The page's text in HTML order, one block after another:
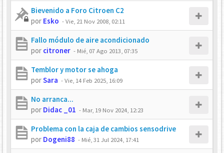
Bievenido a Foro Citroen C2
por Esko -Vie, 21 Nov 2008, 02:11
Fallo módulo de aire acondicionado
por citroner - Mié, 07 Ago 2013, 07:35
Temblor y motor se ahoga
porSara -Vie, 14 Feb 2025, 16:09
No arranca...
por Didac _01 - Mar, 19 Nov 2024, 12:23
Problema con la caja de cambios sensodrive
por Dogeni88 - Mié, 31 Jul 2024, 17:41